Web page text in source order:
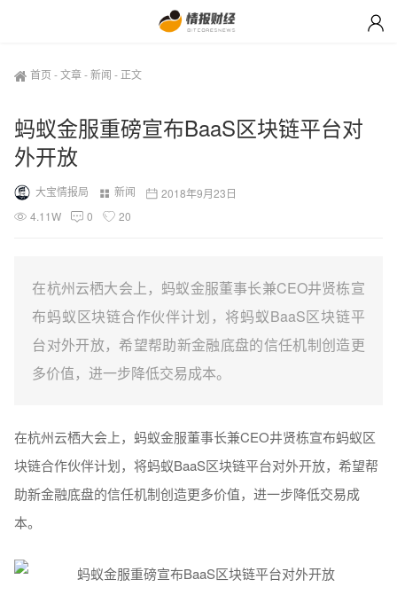
首页 -文章-新闻 - 正文
蚂蚁金服重磅宣布BaaS区块链平台对
外开放
大宝情报局 新闻
2018年9月23日
4.11W
0 20
在杭州云栖大会上，蚂蚁金服董事长兼CEO井贤栋宣
布蚂蚁区块链合作伙伴计划，将蚂蚁BaaS区块链平
台对外开放，希望帮助新金融底盘的信任机制创造更
多价值，进一步降低交易成本。
在杭州云栖大会上，蚂蚁金服董事长兼CEO井贤栋宣布蚂蚁区
块链合作伙伴计划，将蚂蚁BaaS区块链平台对外开放，希望帮
助新金融底盘的信任机制创造更多价值，进一步降低交易成
本。